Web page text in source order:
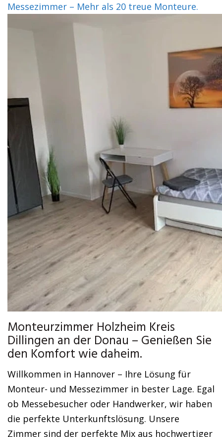
Messezimmer – Mehr als 20 treue Monteure.
Monteurzimmer Holzheim Kreis
Dillingen an der Donau – Genießen Sie
den Komfort wie daheim.
Willkommen in Hannover – Ihre Lösung für
Monteur- und Messezimmer in bester Lage. Egal
ob Messebesucher oder Handwerker, wir haben
die perfekte Unterkunftslösung. Unsere
Zimmer sind der perfekte Mix aus hochwertiger